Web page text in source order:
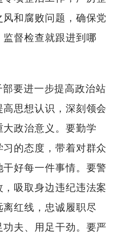
和腐败问题，确保党
督检查就跟进到哪
要进一步提高政治站
思想认识，深刻领会
政治意义。要勤学
的态度，带着对群众
好每一件事情。要警
吸取身边违纪违法案
红线，忠诚履职尽
夫、用足干劲。要严